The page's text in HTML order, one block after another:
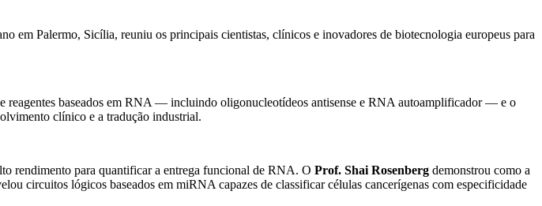
em Palermo, Sicília, reuniu os principais cientistas, clínicos e inovadores de biotecnologia europeus para
reagentes baseados em RNA — incluindo oligonucleotídeos antisense e RNA autoamplificador — e o
clínico e a tradução industrial.
rendimento para quantificar a entrega funcional de RNA. O Prof. Shai Rosenberg demonstrou como a
circuitos lógicos baseados em miRNA capazes de classificar células cancerígenas com especificidade